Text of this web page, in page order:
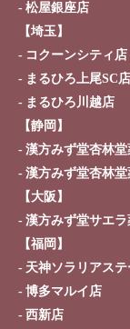
漢方みず堂とは
お知らせ
漢方を知る
松屋銀座店
【埼玉】
コクーンシティ店
まるひろ上尾SC店
まるひろ川越店
【静岡】
漢方みず堂杏林
漢方みず堂杏林
【大阪】
漢方みず堂サエ
【福岡】
天神ソラリアス
博多マルイ店
西新店